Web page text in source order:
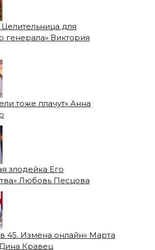
Целительница для
генерала» Виктория
тоже плачут» Анна
злодейка Его
Любовь Песцова
45. Измена онлайн» Марта
Кравец